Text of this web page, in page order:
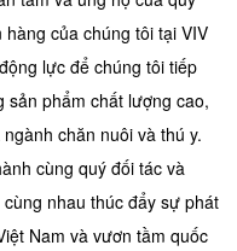
của chúng tôi tại VIV
lực để chúng tôi tiếp
sản phẩm chất lượng cao,
chăn nuôi và thú y.
cùng quý đối tác và
nhau thúc đẩy sự phát
Nam và vươn tầm quốc